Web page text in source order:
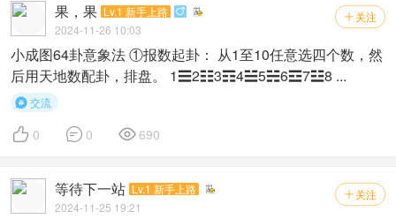
 关注
果，果 Lv.1 新手上路 
2024-11-26 10:03
小成图64卦意象法 ①报数起卦： 从1至10任意选四个数，然
后用天地数配卦，排盘。 1☰2☷3☶4☱5☵6☲7☳8 ...
交流
 0  0  690
 关注
等待下一站 Lv.1 新手上路
2024-11-25 19:21